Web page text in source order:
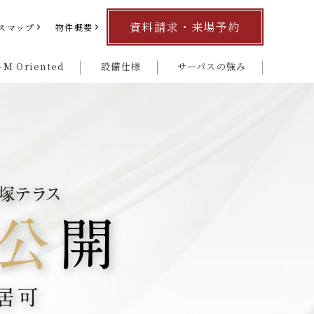
マップ 物件概要 資料請求・来場予約
M Oriented 設備仕様 サーパスの強み